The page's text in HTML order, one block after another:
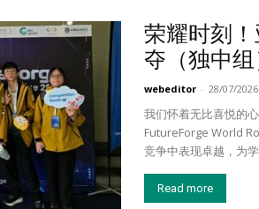
荣耀时刻
夺（独中
webeditor - 28/07/2026
我们怀着无比喜悦的
FutureForge World
竞争中表现卓越，为
Read more